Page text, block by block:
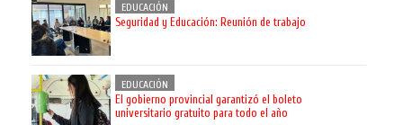
EDUCACIÓN
Seguridad y Educación: Reunión de trabajo
EDUCACIÓN
El gobierno provincial garantizó el boleto
universitario gratuito para todo el año